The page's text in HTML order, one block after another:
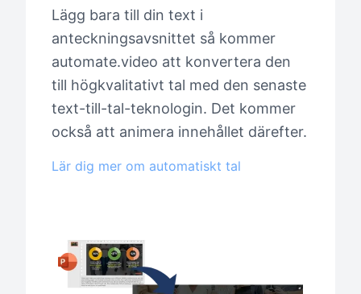
Lägg bara till din text i
anteckningsavsnittet så kommer
automate.video att konvertera den
till högkvalitativt tal med den senaste
text-till-tal-teknologin. Det kommer
också att animera innehållet därefter.
Lär dig mer om automatiskt tal